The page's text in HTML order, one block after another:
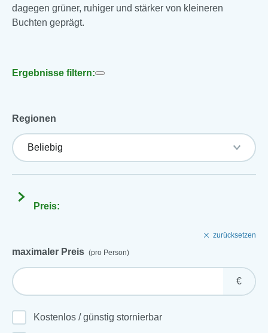
dagegen grüner, ruhiger und stärker von kleineren
Buchten geprägt.
Ergebnisse filtern:
Regionen
Preis:
zurücksetzen
maximaler Preis (pro Person)
€
Kostenlos / günstig stornierbar